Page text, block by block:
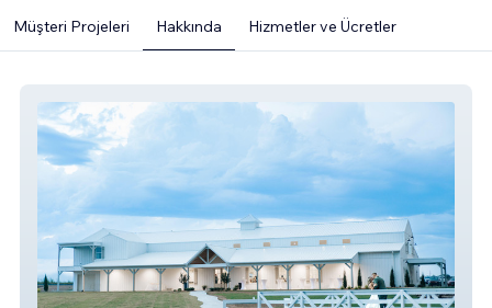
Müşteri Projeleri Hakkında Hizmetler ve Ücretler